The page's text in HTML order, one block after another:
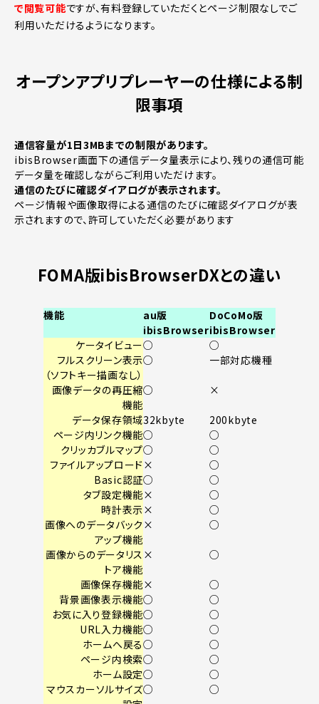
で閲覧可能ですが、有料登録していただくとページ制限なしでご
利用いただけるようになります。
オープンアプリプレーヤーの仕様による制
限事項
通信容量が1日3MBまでの制限があります。
ibisBrowser画面下の通信データ量表示により、残りの通信可能
データ量を確認しながらご利用いただけます。
通信のたびに確認ダイアログが表示されます。
ページ情報や画像取得による通信のたびに確認ダイアログが表
示されますので、許可していただく必要があります
FOMA版ibisBrowserDXとの違い
機能
au版
ibisBrowser
DoCoMo版
ibisBrowser
ケータイビュー○
○
フルスクリーン表示
（ソフトキー描画なし）
○ 一部対応機種
画像データの再圧縮
機能
○ ×
データ保存領域32kbyte
200kbyte
ページ内リンク機能○
○
クリッカブルマップ○
○
ファイルアップロード×
○
Basic認証○
○
タブ設定機能×
○
時計表示×
○
画像へのデータバック
アップ機能
× ○
画像からのデータリス
トア機能
× ○
画像保存機能×
○
背景画像表示機能○
○
お気に入り登録機能○
○
URL入力機能○
○
ホームへ戻る○
○
ページ内検索○
○
ホーム設定○
○
マウスカーソルサイズ○ ○